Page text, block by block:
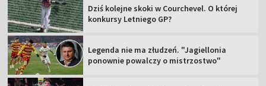
Dziś kolejne skoki w Courchevel. O której
konkursy Letniego GP?
Legenda nie ma złudzeń. "Jagiellonia
ponownie powalczy o mistrzostwo"